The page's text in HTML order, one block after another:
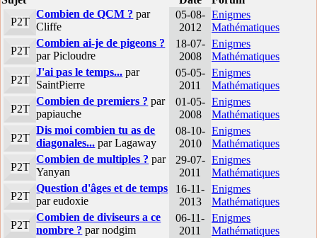
P2T
Combien de QCM ? par
Cliffe
05-08-
2012
Enigmes
Mathématiques
P2T
Combien ai-je de pigeons ?
par Picloudre
18-07-
2008
Enigmes
Mathématiques
P2T
J'ai pas le temps... par
SaintPierre
05-05-
2011
Enigmes
Mathématiques
P2T
Combien de premiers ? par
papiauche
01-05-
2008
Enigmes
Mathématiques
P2T
Dis moi combien tu as de
diagonales... par Lagaway
08-10-
2010
Enigmes
Mathématiques
P2T
Combien de multiples ? par
Yanyan
29-07-
2011
Enigmes
Mathématiques
P2T
Question d'âges et de temps
par eudoxie
16-11-
2013
Enigmes
Mathématiques
P2T
Combien de diviseurs a ce
nombre ? par nodgim
06-11-
2011
Enigmes
Mathématiques